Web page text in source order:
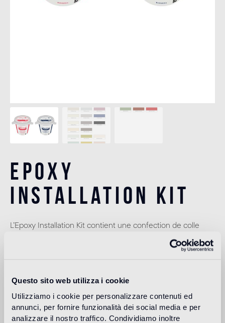
Questo sito web utilizza i cookie
Utilizziamo i cookie per personalizzare contenuti ed
annunci, per fornire funzionalità dei social media e per
analizzare il nostro traffico. Condividiamo inoltre
Epoxy
Installation Kit
L’Epoxy Installation Kit contient une confection de colle
PLUS UVR de 3kg. La quantité est nécessaire pour poser et
eGlue (3,24 kg)
Colle époxy thixotrope, haute performance, spécifique